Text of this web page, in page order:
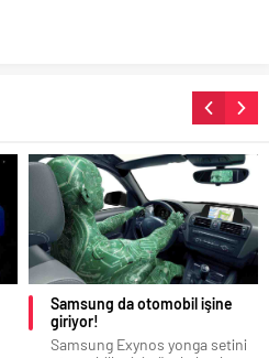
Samsung da otomobil işine
giriyor!
Samsung Exynos yonga setini